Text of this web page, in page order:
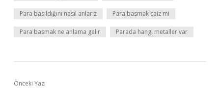
Para basıldığını nasıl anlarız Para basmak caiz mi
Para basmak ne anlama gelir Parada hangi metaller var
Önceki Yazı